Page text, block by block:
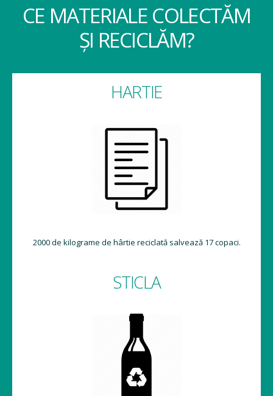
CE MATERIALE COLECTĂM
ȘI RECICLĂM?
HARTIE
2000 de kilograme de hârtie reciclată salvează 17 copaci.
STICLA